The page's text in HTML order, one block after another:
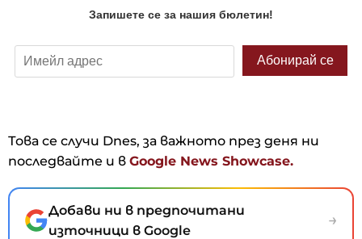
Това се случи Dnes, за важното през деня ни
последвайте и в Google News Showcase.
Добави ни в предпочитани
източници в Google
→